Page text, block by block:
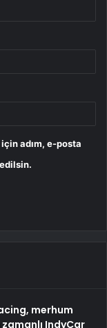
adım, e-posta
merhum
IndyCar